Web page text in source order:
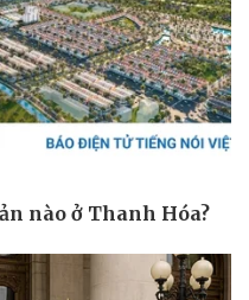
Blog
Tình yêu - Gia đình